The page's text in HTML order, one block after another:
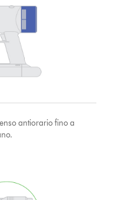
antiorario fino a